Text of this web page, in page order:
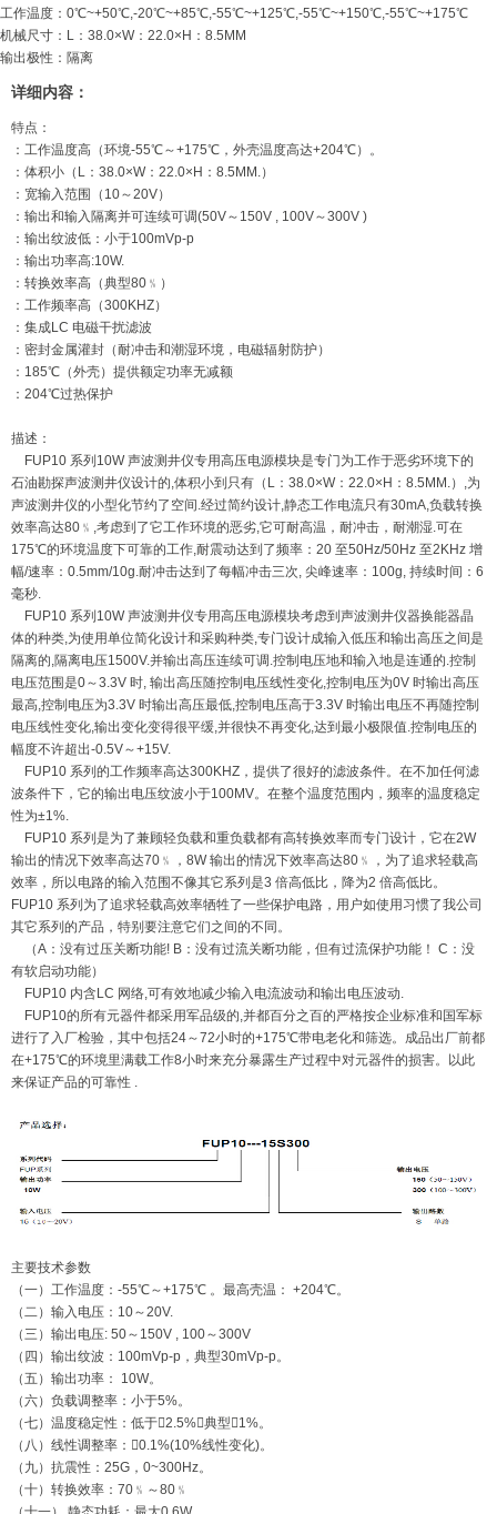
工作温度：0℃~+50℃,-20℃~+85℃,-55℃~+125℃,-55℃~+150℃,-55℃~+175℃
机械尺寸：L：38.0×W：22.0×H：8.5MM
输出极性：隔离
详细内容：
特点：
：工作温度高（环境-55℃～+175℃，外壳温度高达+204℃）。
：体积小（L：38.0×W：22.0×H：8.5MM.）
：宽输入范围（10～20V）
：输出和输入隔离并可连续可调(50V～150V , 100V～300V )
：输出纹波低：小于100mVp-p
：输出功率高:10W.
：转换效率高（典型80﹪）
：工作频率高（300KHZ）
：集成LC 电磁干扰滤波
：密封金属灌封（耐冲击和潮湿环境，电磁辐射防护）
：185℃（外壳）提供额定功率无减额
：204℃过热保护
描述：
FUP10 系列10W 声波测井仪专用高压电源模块是专门为工作于恶劣环境下的
石油勘探声波测井仪设计的,体积小到只有（L：38.0×W：22.0×H：8.5MM.）,为
声波测井仪的小型化节约了空间.经过简约设计,静态工作电流只有30mA,负载转换
效率高达80﹪,考虑到了它工作环境的恶劣,它可耐高温，耐冲击，耐潮湿.可在
175℃的环境温度下可靠的工作,耐震动达到了频率：20 至50Hz/50Hz 至2KHz 增
幅/速率：0.5mm/10g.耐冲击达到了每幅冲击三次, 尖峰速率：100g, 持续时间：6
毫秒.
FUP10 系列10W 声波测井仪专用高压电源模块考虑到声波测井仪器换能器晶
体的种类,为使用单位简化设计和采购种类,专门设计成输入低压和输出高压之间是
隔离的,隔离电压1500V.并输出高压连续可调.控制电压地和输入地是连通的.控制
电压范围是0～3.3V 时, 输出高压随控制电压线性变化,控制电压为0V 时输出高压
最高,控制电压为3.3V 时输出高压最低,控制电压高于3.3V 时输出电压不再随控制
电压线性变化,输出变化变得很平缓,并很快不再变化,达到最小极限值.控制电压的
幅度不许超出-0.5V～+15V.
FUP10 系列的工作频率高达300KHZ，提供了很好的滤波条件。在不加任何滤
波条件下，它的输出电压纹波小于100MV。在整个温度范围内，频率的温度稳定
性为±1%.
FUP10 系列是为了兼顾轻负载和重负载都有高转换效率而专门设计，它在2W
输出的情况下效率高达70﹪，8W 输出的情况下效率高达80﹪，为了追求轻载高
效率，所以电路的输入范围不像其它系列是3 倍高低比，降为2 倍高低比。
FUP10 系列为了追求轻载高效率牺牲了一些保护电路，用户如使用习惯了我公司
其它系列的产品，特别要注意它们之间的不同。
（A：没有过压关断功能! B：没有过流关断功能，但有过流保护功能！ C：没
有软启动功能）
FUP10 内含LC 网络,可有效地减少输入电流波动和输出电压波动.
FUP10的所有元器件都采用军品级的,并都百分之百的严格按企业标准和国军标
进行了入厂检验，其中包括24～72小时的+175℃带电老化和筛选。成品出厂前都
在+175℃的环境里满载工作8小时来充分暴露生产过程中对元器件的损害。以此
来保证产品的可靠性 .
主要技术参数
（一）工作温度：-55℃～+175℃ 。最高壳温： +204℃。
（二）输入电压：10～20V.
（三）输出电压: 50～150V , 100～300V
（四）输出纹波：100mVp-p，典型30mVp-p。
（五）输出功率： 10W。
（六）负载调整率：小于5%。
（七）温度稳定性：低于2.5%，典型1%。
（八）线性调整率：0.1%(10%线性变化)。
（九）抗震性：25G，0~300Hz。
（十）转换效率：70﹪～80﹪